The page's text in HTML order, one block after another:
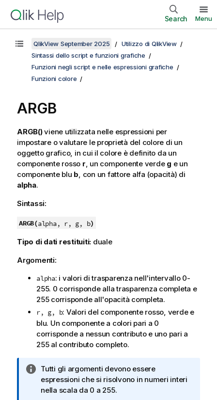
Search Menu
QlikView September 2025
Utilizzo di QlikView
Sintassi dello script e funzioni grafiche
Funzioni negli script e nelle espressioni grafiche
Funzioni colore
ARGB
ARGB()viene utilizzata nelle espressioni per
impostare o valutare le proprietà del colore di un
oggetto grafico, in cui il colore è definito da un
componente rosso r, un componente verde g e un
componente blu b, con un fattore alfa (opacità) di
alpha.
Sintassi:
ARGB(alpha, r, g, b)
Tipo di dati restituiti: duale
Argomenti:
alpha: i valori di trasparenza nell'intervallo 0-
255. 0 corrisponde alla trasparenza completa e
255 corrisponde all'opacità completa.
r, g, b: Valori del componente rosso, verde e
blu. Un componente a colori pari a 0
corrisponde a nessun contributo e uno pari a
255 al contributo completo.
N
o
t
Tutti gli argomenti devono essere
espressioni che si risolvono in numeri interi
nella scala da 0 a 255.